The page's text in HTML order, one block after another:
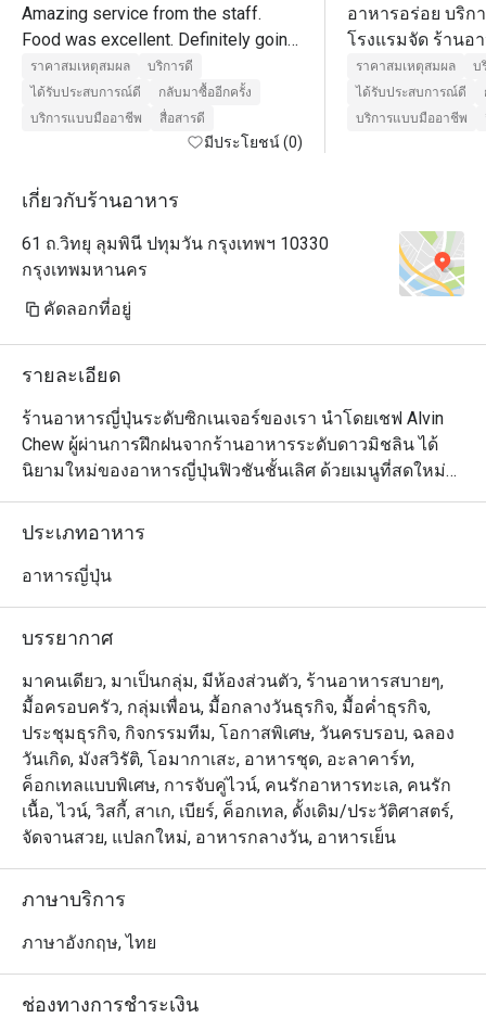
Amazing service from the staff.
Food was excellent. Definitely going
back!
ราคาสมเหตุสมผล
บริการดี
ได้รับประสบการณ์ดี
กลับมาซื้ออีกครั้ง
บริการแบบมืออาชีพ
สื่อสารดี
มีประโยชน์ (0)
อาหารอร่อย บริก
โรงแรมจัด ร้านอ
ก้อน
ราคาสมเหตุสมผล
บ
ได้รับประสบการณ์ดี
บริการแบบมืออาชีพ
เกี่ยวกับร้านอาหาร
61 ถ.วิทยุ ลุมพินี ปทุมวัน กรุงเทพฯ 10330
กรุงเทพมหานคร
คัดลอกที่อยู่
รายละเอียด
ร้านอาหารญี่ปุ่นระดับซิกเนเจอร์ของเรา นำโดยเชฟ Alvin
Chew ผู้ผ่านการฝึกฝนจากร้านอาหารระดับดาวมิชลิน ได้
นิยามใหม่ของอาหารญี่ปุ่นฟิวชันชั้นเลิศ ด้วยเมนูที่สดใหม่
และเปี่ยมด้วยรสชาติ สัมผัสความสร้างสรรค์ของเมนูที่ใช้ทั้ง
วัตถุดิบท้องถิ่นและจากทั่วโลก มีให้เลือกทั้งแบบอาลาคาร์ท
แบบเทโชกุ (Teishoku) เพลิดเพลินกับศิลปะการปรุงอาหาร
ประเภทอาหาร
อาหารญี่ปุ่น
บรรยากาศ
มาคนเดียว, มาเป็นกลุ่ม, มีห้องส่วนตัว, ร้านอาหารสบายๆ,
มื้อครอบครัว, กลุ่มเพื่อน, มื้อกลางวันธุรกิจ, มื้อค่ำธุรกิจ,
ประชุมธุรกิจ, กิจกรรมทีม, โอกาสพิเศษ, วันครบรอบ, ฉลอง
วันเกิด, มังสวิรัติ, โอมากาเสะ, อาหารชุด, อะลาคาร์ท,
ค็อกเทลแบบพิเศษ, การจับคู่ไวน์, คนรักอาหารทะเล, คนรัก
เนื้อ, ไวน์, วิสกี้, สาเก, เบียร์, ค็อกเทล, ดั้งเดิม/ประวัติศาสตร์,
จัดจานสวย, แปลกใหม่, อาหารกลางวัน, อาหารเย็น
ภาษาบริการ
ภาษาอังกฤษ, ไทย
ช่องทางการชำระเงิน